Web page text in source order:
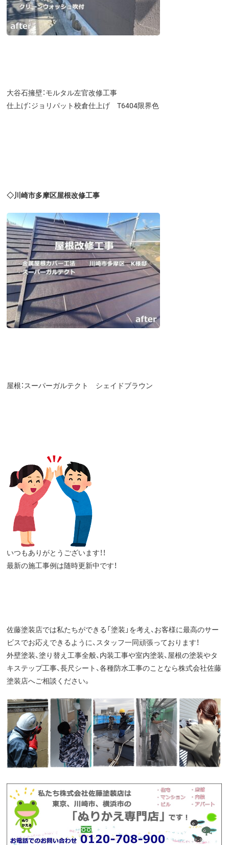
大谷石擁壁：モルタル左官改修工事
仕上げ：ジョリパット校倉仕上げ T6404限界色
◇川崎市多摩区屋根改修工事
屋根：スーパーガルテクト シェイドブラウン
いつもありがとうございます！！
最新の施工事例は随時更新中です！
佐藤塗装店では私たちができる「塗装」を考え、お客様に最高のサー
ビスでお応えできるように、スタッフ一同頑張っております！
外壁塗装、塗り替え工事全般、内装工事や室内塗装、屋根の塗装やタ
キステップ工事、長尺シート、各種防水工事のことなら株式会社佐藤
塗装店へご相談ください。